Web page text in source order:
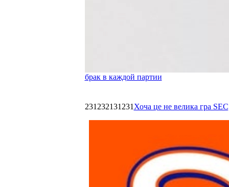
брак в каждой партии
231232131231 Хоча це не велика гра